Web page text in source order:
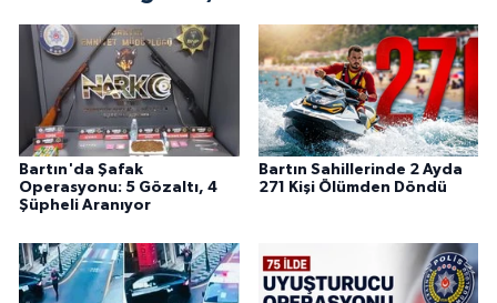
Bartın'da Şafak
Operasyonu: 5 Gözaltı, 4
Şüpheli Aranıyor
Bartın Sahillerinde 2 Ayda
271 Kişi Ölümden Döndü